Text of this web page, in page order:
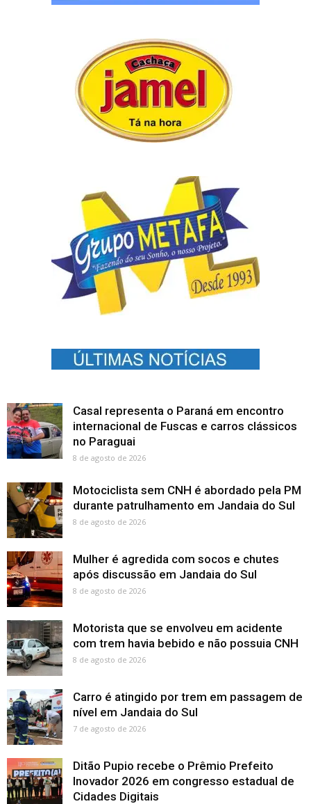
Casal representa o Paraná em encontro
internacional de Fuscas e carros clássicos
no Paraguai
8 de agosto de 2026
Motociclista sem CNH é abordado pela PM
durante patrulhamento em Jandaia do Sul
8 de agosto de 2026
Mulher é agredida com socos e chutes
após discussão em Jandaia do Sul
8 de agosto de 2026
Motorista que se envolveu em acidente
com trem havia bebido e não possuia CNH
8 de agosto de 2026
Carro é atingido por trem em passagem de
nível em Jandaia do Sul
7 de agosto de 2026
Ditão Pupio recebe o Prêmio Prefeito
Inovador 2026 em congresso estadual de
Cidades Digitais